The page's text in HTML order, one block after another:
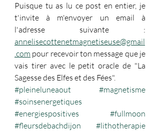
Puisque tu as lu ce post en entier, je
t'invite à m'envoyer un email à
annelisecottenetmagnetiseuse@gmail
.com pour recevoir ton message que je
vais tirer avec le petit oracle de "La
Sagesse des Elfes et des Fées".
#pleineluneaout
#magnetisme
#soinsenergetiques
#energiespositives
#fullmoon
#fleursdebachdijon
#lithotherapie